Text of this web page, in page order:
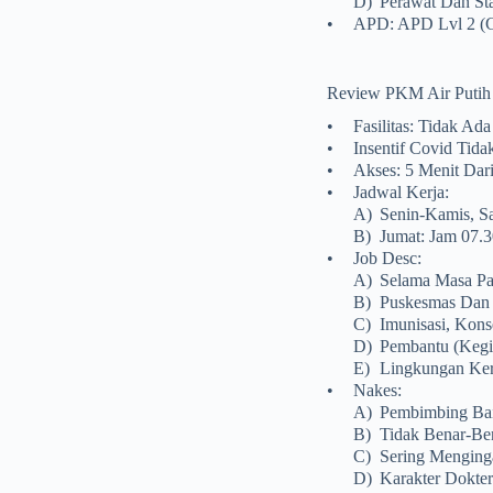
•
APD: APD Lvl 2
Review PKM Air Putih
•
Fasilitas: Tidak
•
Insentif Covid
•
Akses: 5 Menit
•
Jadwal Kerja:
A) Senin-Kamis,
B) Jumat: Jam
•
Job Desc:
A) Selama Masa
B) Puskesmas
C) Imunisasi,
D) Pembantu
E) Lingkungan
•
Nakes:
A) Pembimbing
B) Tidak Benar-
C) Sering
D) Karakter